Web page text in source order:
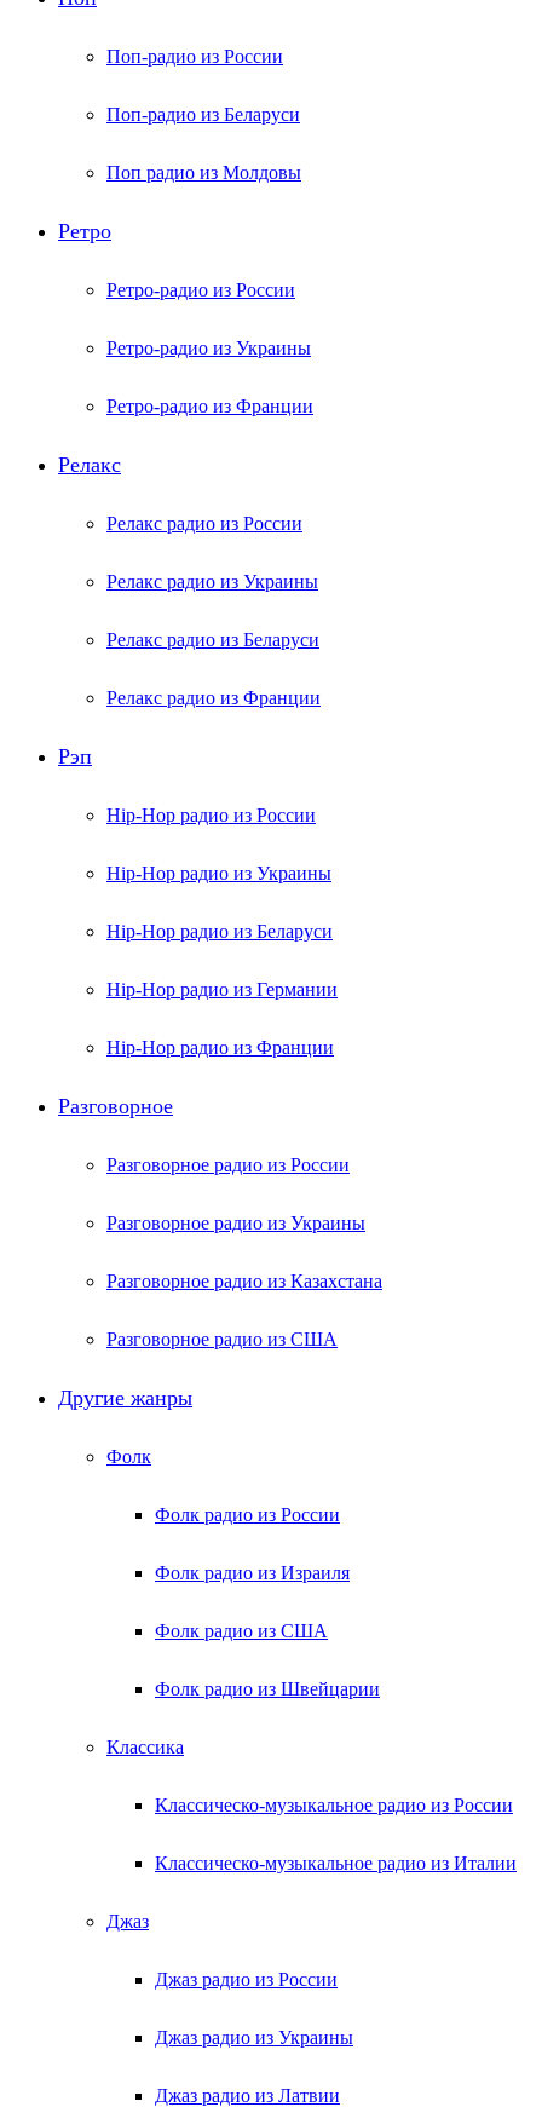
Поп-радио из России
Поп-радио из Беларуси
Поп радио из Молдовы
Ретро
Ретро-радио из России
Ретро-радио из Украины
Ретро-радио из Франции
Релакс
Релакс радио из России
Релакс радио из Украины
Релакс радио из Беларуси
Релакс радио из Франции
Рэп
Hip-Hop радио из России
Hip-Hop радио из Украины
Hip-Hop радио из Беларуси
Hip-Hop радио из Германии
Hip-Hop радио из Франции
Разговорное
Разговорное радио из России
Разговорное радио из Украины
Разговорное радио из Казахстана
Разговорное радио из США
Другие жанры
Фолк
Фолк радио из России
Фолк радио из Израиля
Фолк радио из США
Фолк радио из Швейцарии
Классика
Классическо-музыкальное радио из России
Классическо-музыкальное радио из Италии
Джаз
Джаз радио из России
Джаз радио из Украины
Джаз радио из Латвии